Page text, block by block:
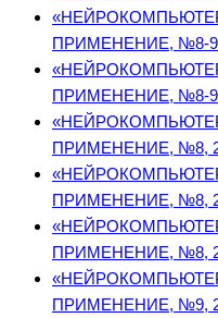
ПРИМЕНЕНИЕ, №8-9,
ПРИМЕНЕНИЕ, №8-9,
ПРИМЕНЕНИЕ, №8,
ПРИМЕНЕНИЕ, №8,
ПРИМЕНЕНИЕ, №8,
ПРИМЕНЕНИЕ, №9,